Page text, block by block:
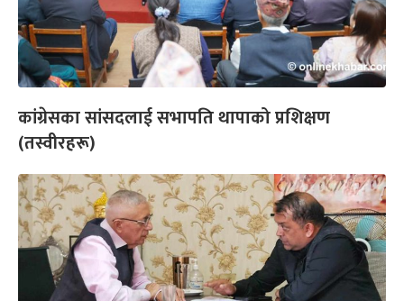
कांग्रेसका सांसदलाई सभापति थापाको प्रशिक्षण
(तस्वीरहरू)